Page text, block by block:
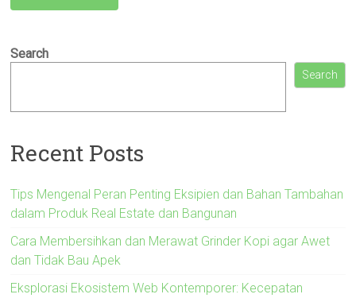
Search
Search
Recent Posts
Tips Mengenal Peran Penting Eksipien dan Bahan Tambahan
dalam Produk Real Estate dan Bangunan
Cara Membersihkan dan Merawat Grinder Kopi agar Awet
dan Tidak Bau Apek
Eksplorasi Ekosistem Web Kontemporer: Kecepatan